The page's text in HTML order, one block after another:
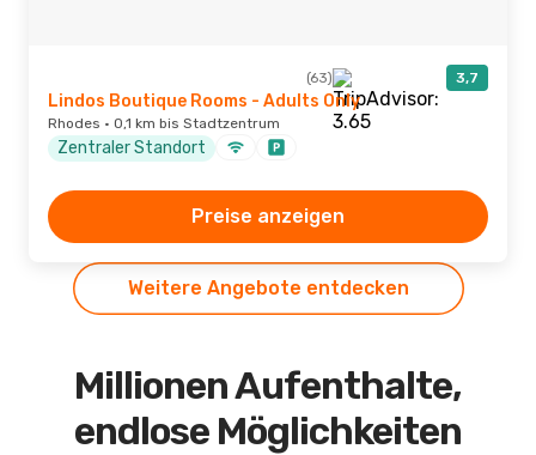
(63) 3,7
Lindos Boutique Rooms - Adults Only
Rhodes · 0,1 km bis Stadtzentrum
Zentraler Standort
Preise anzeigen
Weitere Angebote entdecken
Millionen Aufenthalte,
endlose Möglichkeiten